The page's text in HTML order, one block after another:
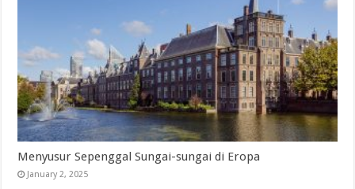
Menyusur Sepenggal Sungai-sungai di Eropa
January 2, 2025